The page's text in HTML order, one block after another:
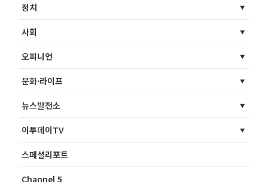
정치
사회
오피니언
문화·라이프
뉴스발전소
이투데이TV
스페셜리포트
Channel 5